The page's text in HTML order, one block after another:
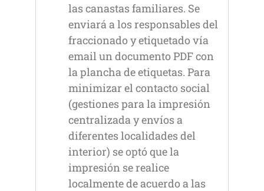
las canastas familiares. Se
enviará a los responsables del
fraccionado y etiquetado vía
email un documento PDF con
la plancha de etiquetas. Para
minimizar el contacto social
(gestiones para la impresión
centralizada y envíos a
diferentes localidades del
interior) se optó que la
impresión se realice
localmente de acuerdo a las